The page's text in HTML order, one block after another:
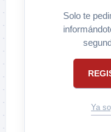
Solo te
Ya